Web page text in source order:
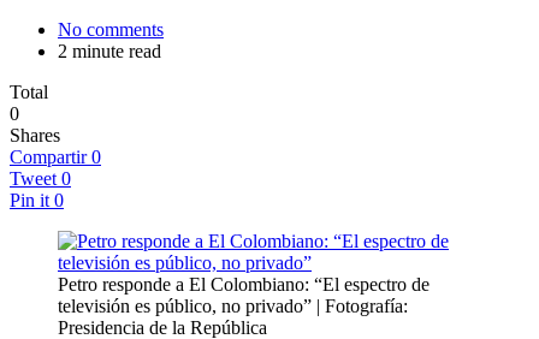
No comments
2 minute read
Total
0
Shares
Compartir 0
Tweet 0
Pin it 0
Petro responde a El Colombiano: “El espectro de
televisión es público, no privado” | Fotografía:
Presidencia de la República